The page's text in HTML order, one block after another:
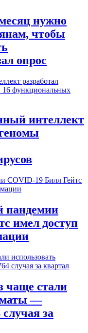
нужно
чтобы
опрос
интеллект
пандемии
имел доступ
чаще стали
—
за